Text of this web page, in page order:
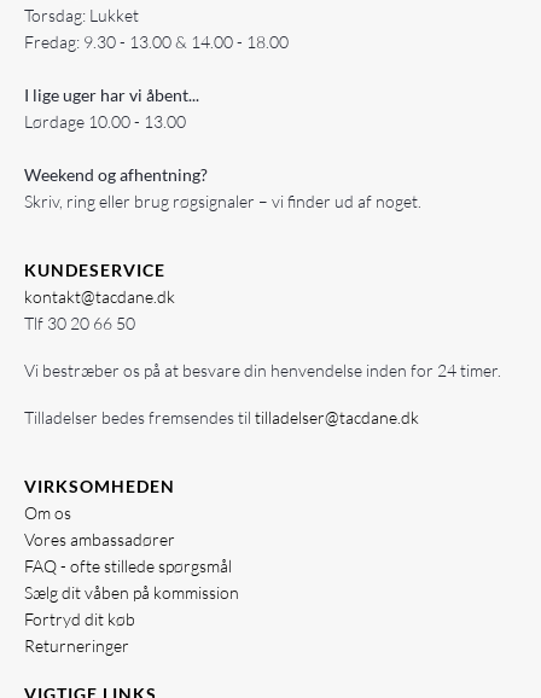
Torsdag: Lukket
Fredag: 9.30 - 13.00 & 14.00 - 18.00
I lige uger har vi åbent...
Lørdage 10.00 - 13.00
Weekend og afhentning?
Skriv, ring eller brug røgsignaler – vi finder ud af noget.
KUNDESERVICE
kontakt@tacdane.dk
Tlf 30 20 66 50
Vi bestræber os på at besvare din henvendelse inden for 24 timer.
Tilladelser bedes fremsendes til tilladelser@tacdane.dk
VIRKSOMHEDEN
Om os
Vores ambassadører
FAQ - ofte stillede spørgsmål
Sælg dit våben på kommission
Fortryd dit køb
Returneringer
VIGTIGE LINKS